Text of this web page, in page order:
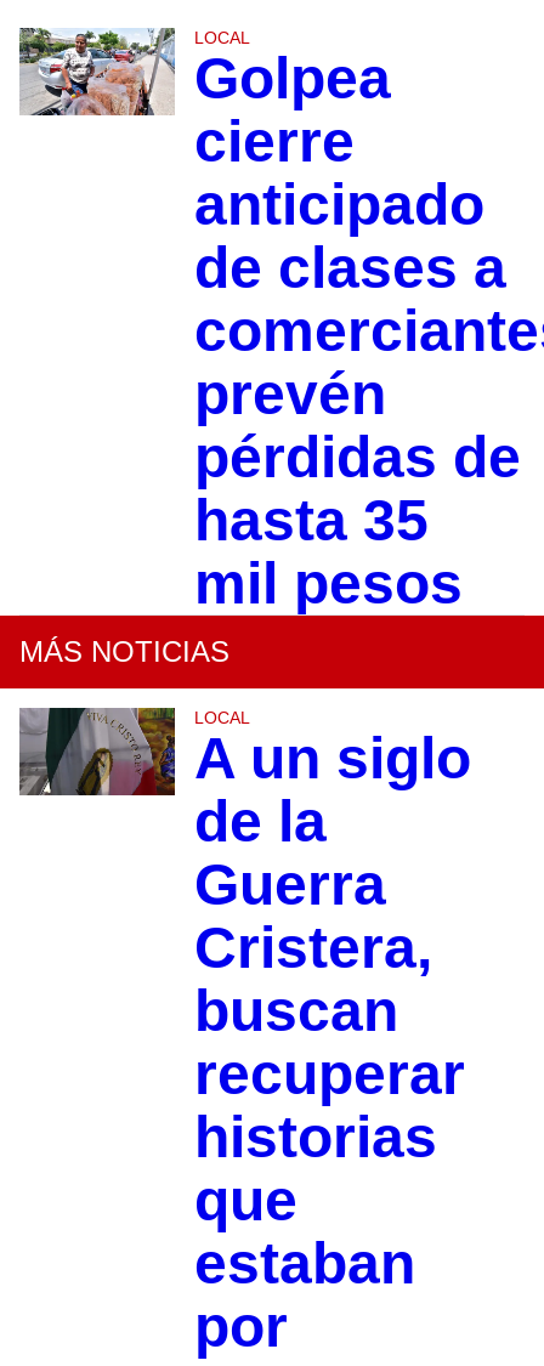
LOCAL
Golpea
cierre
anticipado
de clases a
prevén
pérdidas de
hasta 35
mil pesos
MÁS NOTICIAS
LOCAL
A un siglo
de la
Guerra
Cristera,
buscan
recuperar
historias
que
estaban
por